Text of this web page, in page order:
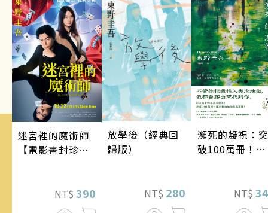
迷宮裡的魔術師
【電影書封珍藏
NT$ 390
放學後（經典回
歸版）
NT$ 280
瀕死的凝視：突
破100萬冊！這
的情慾與驚悚！
NT$